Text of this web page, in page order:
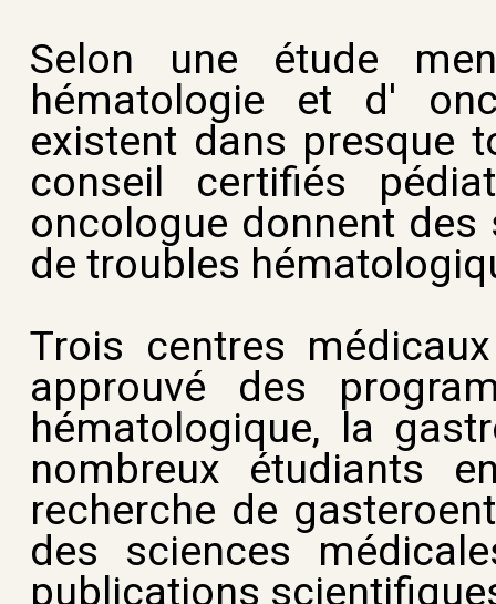
Selon une étude
hématologie et d'
existent dans presque
conseil certifiés
oncologue donnent
de troubles
Trois centres
approuvé des
hématologique, la
nombreux étudiants
recherche de
des sciences
publications